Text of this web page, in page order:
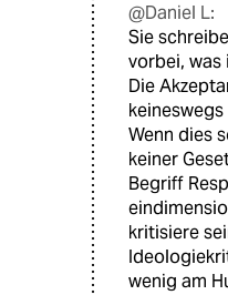
@Daniel L:
Sie
vorbei, was
Die
Wenn dies
keiner
Begriff
kritisiere
wenig am